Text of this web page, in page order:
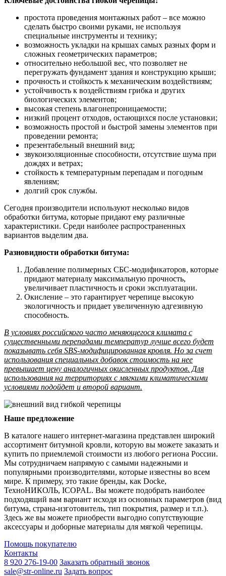
простота проведения монтажных работ – все можно
сделать быстро своими руками, не используя
специальные инструменты и технику;
возможность укладки на крышах самых разных форм и
сложных геометрических параметров;
относительно небольшой вес, что позволяет не
перегружать фундамент здания и конструкцию крыши;
прочность и стойкость к механическим воздействиям;
устойчивость к воздействиям грибка и других
биологических элементов;
высокая степень влагонепроницаемости;
низкий процент отходов, остающихся после установки;
возможность простой и быстрой замены элементов при
проведении ремонта;
презентабельный внешний вид;
звукоизоляционные способности, отсутствие шума при
дождях и ветрах;
стойкость к температурным перепадам и погодным
явлениям;
долгий срок службы.
Сегодня производители используют несколько видов
обработки битума, которые придают ему различные
характеристики. Среди наиболее распространенных
вариантов выделим два.
Разновидности обработки битума:
Добавление полимерных СБС-модификаторов, которые
придают материалу максимальную прочность,
увеличивает пластичность и сроки эксплуатации.
Окисление – это гарантирует черепице высокую
экологичность и придает увеличенную адгезивную
способность.
В условиях российского часто меняющегося климата с
существенными перепадами температур лучше всего будет
показывать себя SBS-модифицированная кровля. Но за счет
использования специальных добавок стоимость на нее
превышает цену аналогичных окисленных продуктов. Для
использования на территориях с мягкими климатическими
условиями подойдет и второй вариант.
Наше предложение
В каталоге нашего интернет-магазина представлен широкий
ассортимент битумной кровли, которую вы можете заказать и
купить по приемлемой стоимости из любого региона России.
Мы сотрудничаем напрямую с самыми надежными и
популярными производителями, которые известны во всем
мире. К примеру, это такие бренды, как Docke,
ТехноНИКОЛЬ, ICOPAL. Вы можете подобрать наиболее
подходящий вам вариант исходя из основных параметров (вид
битума, страна-изготовитель, тип покрытия, размер и т.п.).
Здесь же вы можете приобрести выгодно сопутствующие
аксессуары и доборные материалы для мягкой черепицы.
Помощь покупателю
Контакты
8 920 276-19-00 Заказать обратный звонок
sale@str-online.ru Задать вопрос